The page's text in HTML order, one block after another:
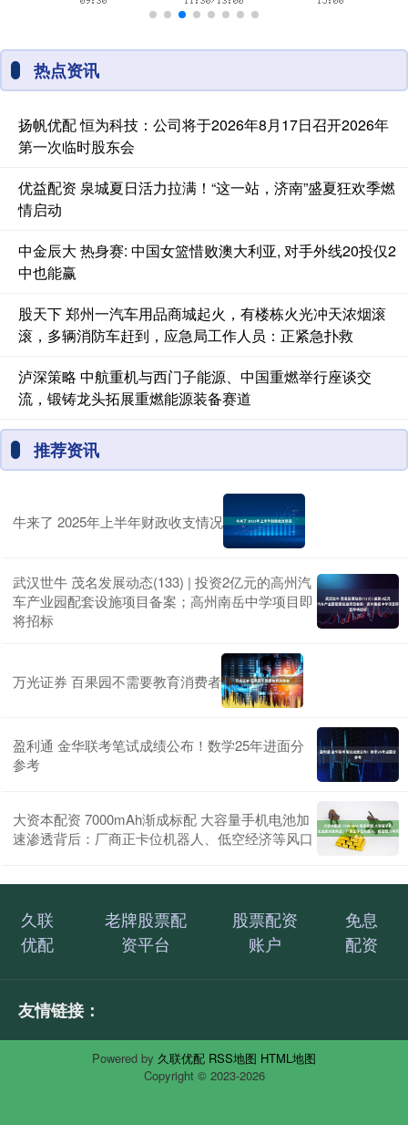
热点资讯
扬帆优配 恒为科技：公司将于2026年8月17日召开2026年
第一次临时股东会
优益配资 泉城夏日活力拉满！“这一站，济南”盛夏狂欢季燃
情启动
中金辰大 热身赛: 中国女篮惜败澳大利亚, 对手外线20投仅2
中也能赢
股天下 郑州一汽车用品商城起火，有楼栋火光冲天浓烟滚
滚，多辆消防车赶到，应急局工作人员：正紧急扑救
泸深策略 中航重机与西门子能源、中国重燃举行座谈交
流，锻铸龙头拓展重燃能源装备赛道
推荐资讯
牛来了 2025年上半年财政收支情况
武汉世牛 茂名发展动态(133) | 投资2亿元的高州汽
车产业园配套设施项目备案；高州南岳中学项目即
将招标
万光证券 百果园不需要教育消费者
盈利通 金华联考笔试成绩公布！数学25年进面分
参考
大资本配资 7000mAh渐成标配 大容量手机电池加
速渗透背后：厂商正卡位机器人、低空经济等风口
久联
优配
老牌股票配
资平台
股票配资
账户
免息
配资
友情链接：
Powered by 久联优配 RSS地图 HTML地图
Copyright © 2023-2026